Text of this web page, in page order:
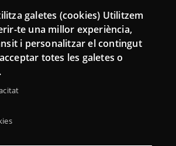
galetes (cookies) Utilitzem
te una millor experiència,
i personalitzar el contingut
totes les galetes o